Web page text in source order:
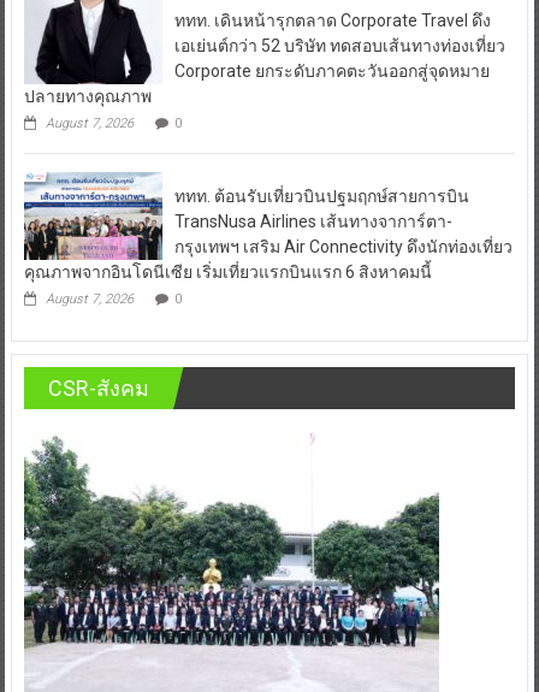
ททท. เดินหน้ารุกตลาด Corporate Travel ดึง
เอเย่นต์กว่า 52 บริษัท ทดสอบเส้นทางท่องเที่ยว
Corporate ยกระดับภาคตะวันออกสู่จุดหมาย
ปลายทางคุณภาพ
August 7, 2026 0
ททท. ต้อนรับเที่ยวบินปฐมฤกษ์สายการบิน
TransNusa Airlines เส้นทางจาการ์ตา-
กรุงเทพฯ เสริม Air Connectivity ดึงนักท่องเที่ยว
คุณภาพจากอินโดนีเซีย เริ่มเที่ยวแรกบินแรก 6 สิงหาคมนี้
August 7, 2026 0
CSR-สังคม